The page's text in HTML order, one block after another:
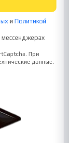
и Политикой
мессенджерах
При
данные.